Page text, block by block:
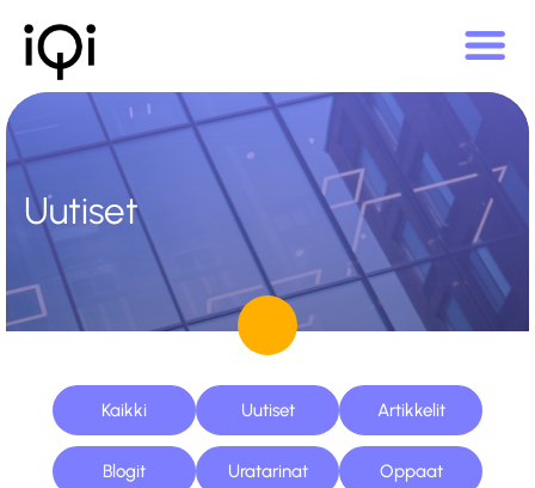
Uutiset
Kaikki Uutiset Artikkelit
Blogit Uratarinat Oppaat